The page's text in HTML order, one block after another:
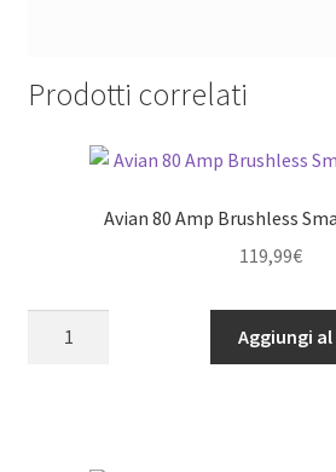
Prodotti correlati
Avian 80 Amp Brushless
119,99€
Aggiungi